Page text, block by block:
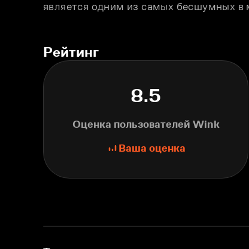
является одним из самых бесшумных в
Рейтинг
8.5
Оценка пользователей Wink
Ваша оценка